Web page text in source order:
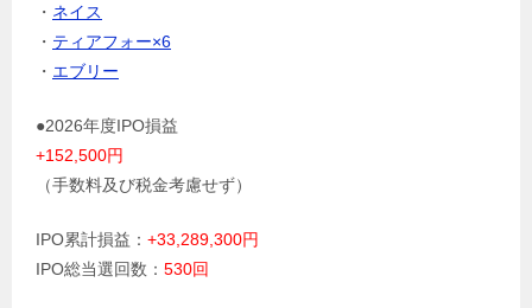
・ ネイス
・ ティアフォー×6
・ エブリー
●2026年度IPO損益
+152,500円
（手数料及び税金考慮せず）
IPO累計損益： +33,289,300円
IPO総当選回数： 530回